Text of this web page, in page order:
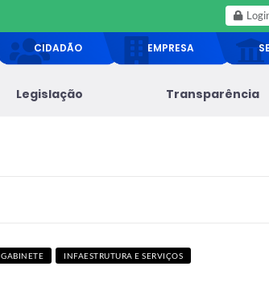
CIDADÃO EMPRESA
Legislação Transparência
GABINETE INFAESTRUTURA E SERVIÇOS